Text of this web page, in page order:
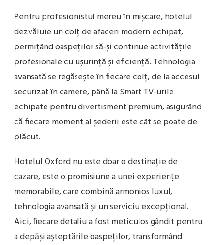
Pentru profesionistul mereu în mișcare, hotelul
dezvăluie un colț de afaceri modern echipat,
permițând oaspeților să-și continue activitățile
profesionale cu ușurință și eficiență. Tehnologia
avansată se regăsește în fiecare colț, de la accesul
securizat în camere, până la Smart TV-urile
echipate pentru divertisment premium, asigurând
că fiecare moment al șederii este cât se poate de
plăcut.
Hotelul Oxford nu este doar o destinație de
cazare, este o promisiune a unei experiențe
memorabile, care combină armonios luxul,
tehnologia avansată și un serviciu excepțional.
Aici, fiecare detaliu a fost meticulos gândit pentru
a depăși așteptările oaspeților, transformând